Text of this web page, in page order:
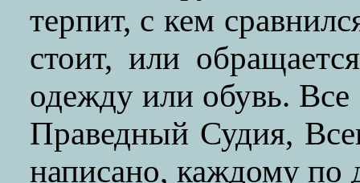
терпит, с кем
стоит, или
одежду или обувь. Все
Праведный Судия,
написано, каждому по